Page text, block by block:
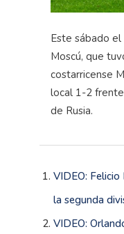
Este sábado
Moscú, que
costarricense
local 1-2
de Rusia.
VIDEO:
la segunda
VIDEO: